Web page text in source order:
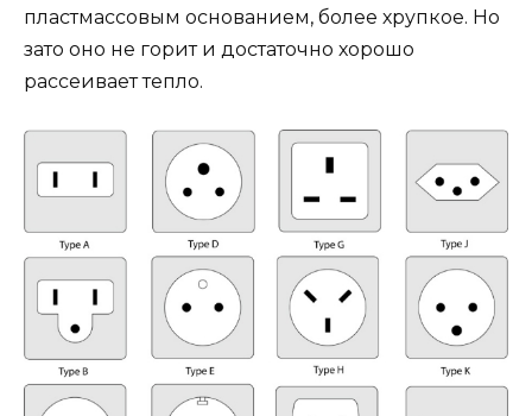
пластмассовым основанием, более хрупкое. Но
зато оно не горит и достаточно хорошо
рассеивает тепло.